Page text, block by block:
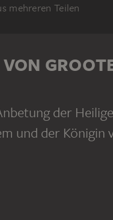
mehreren Teilen
der
und der Königin